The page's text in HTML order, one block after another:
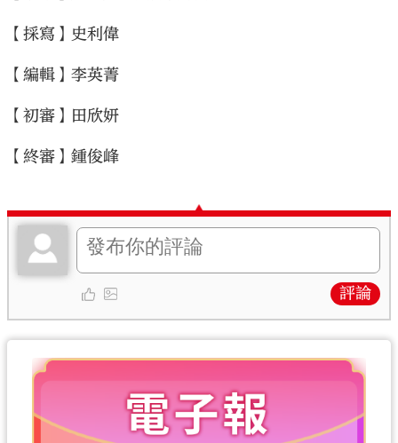
【採寫】史利偉
【編輯】李英菁
【初審】田欣妍
【終審】鍾俊峰
評論